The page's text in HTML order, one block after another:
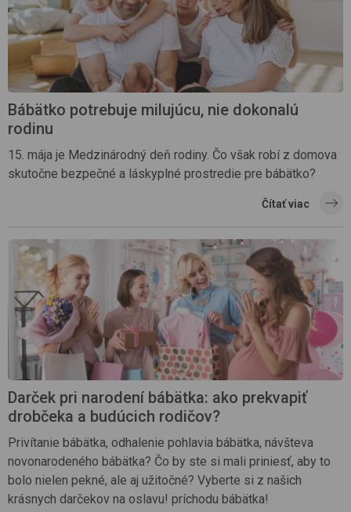
Bábätko potrebuje milujúcu, nie dokonalú
rodinu
15. mája je Medzinárodný deň rodiny. Čo však robí z domova
skutočne bezpečné a láskyplné prostredie pre bábätko?
Čítať viac
Darček pri narodení bábätka: ako prekvapiť
drobčeka a budúcich rodičov?
Privítanie bábätka, odhalenie pohlavia bábätka, návšteva
novonarodeného bábätka? Čo by ste si mali priniesť, aby to
bolo nielen pekné, ale aj užitočné? Vyberte si z našich
krásnych darčekov na oslavu! príchodu bábätka!